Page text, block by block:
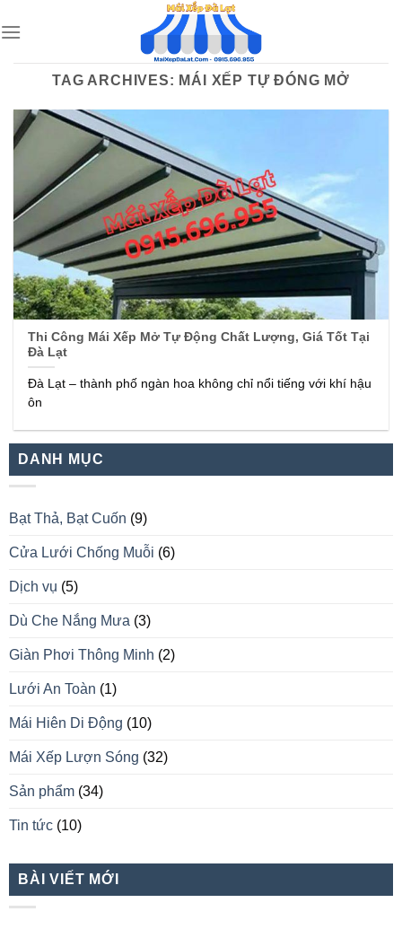
to
TAG ARCHIVES: MÁI XẾP TỰ ĐÓNG MỞ
Thi Công Mái Xếp Mở Tự Động Chất Lượng, Giá Tốt Tại
Đà Lạt
Đà Lạt – thành phố ngàn hoa không chỉ nổi tiếng với khí hậu
ôn
DANH MỤC
Bạt Thả, Bạt Cuốn (9)
Cửa Lưới Chống Muỗi (6)
Dịch vụ (5)
Dù Che Nắng Mưa (3)
Giàn Phơi Thông Minh (2)
Lưới An Toàn (1)
Mái Hiên Di Động (10)
Mái Xếp Lượn Sóng (32)
Sản phẩm (34)
Tin tức (10)
BÀI VIẾT MỚI